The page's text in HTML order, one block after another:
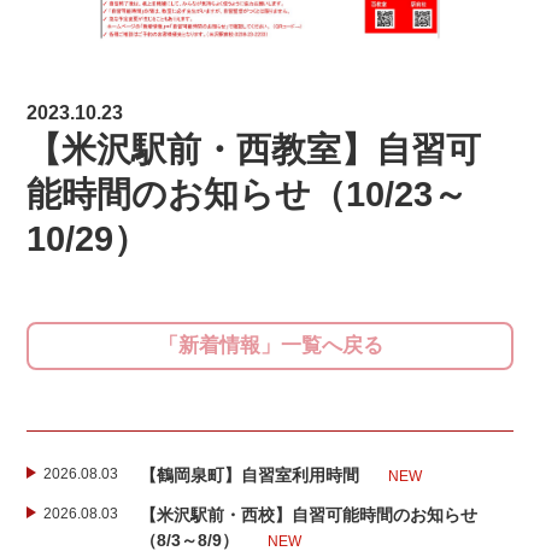
2023.10.23
【米沢駅前・西教室】自習可
能時間のお知らせ（10/23～
10/29）
「新着情報」一覧へ戻る
2026.08.03 【鶴岡泉町】自習室利用時間 NEW
2026.08.03
【米沢駅前・西校】自習可能時間のお知らせ
（8/3～8/9）
NEW